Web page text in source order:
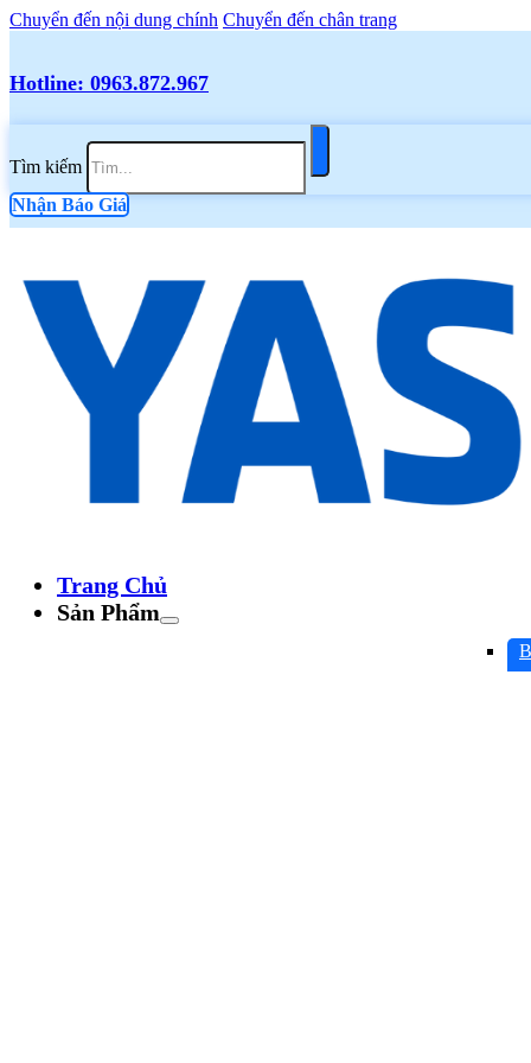
Chuyển đến nội dung chính Chuyển đến chân trang
Hotline: 0963.872.967
Tìm kiếm
Nhận Báo Giá
Trang Chủ
Sản Phẩm